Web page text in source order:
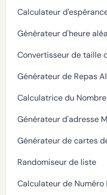
Calculateur
Générateur d'heure
Convertisseur de taille
Générateur de Repas
Calculatrice du
Générateur d'adresse
Générateur de cartes
Randomiseur de liste
Calculateur de Numéro